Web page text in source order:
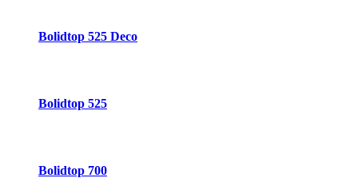
Bolidtop 525 Deco
Bolidtop 525
Bolidtop 700